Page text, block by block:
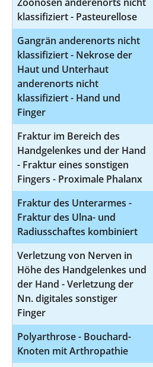
klassifiziert - Pasteurellose
Gangrän anderenorts nicht
klassifiziert - Nekrose der
Haut und Unterhaut
anderenorts nicht
klassifiziert - Hand und
Finger
Fraktur im Bereich des
Handgelenkes und der Hand
- Fraktur eines sonstigen
Fingers - Proximale Phalanx
Fraktur des Unterarmes -
Fraktur des Ulna- und
Radiusschaftes kombiniert
Verletzung von Nerven in
Höhe des Handgelenkes und
der Hand - Verletzung der
Nn. digitales sonstiger
Finger
Polyarthrose - Bouchard-
Knoten mit Arthropathie